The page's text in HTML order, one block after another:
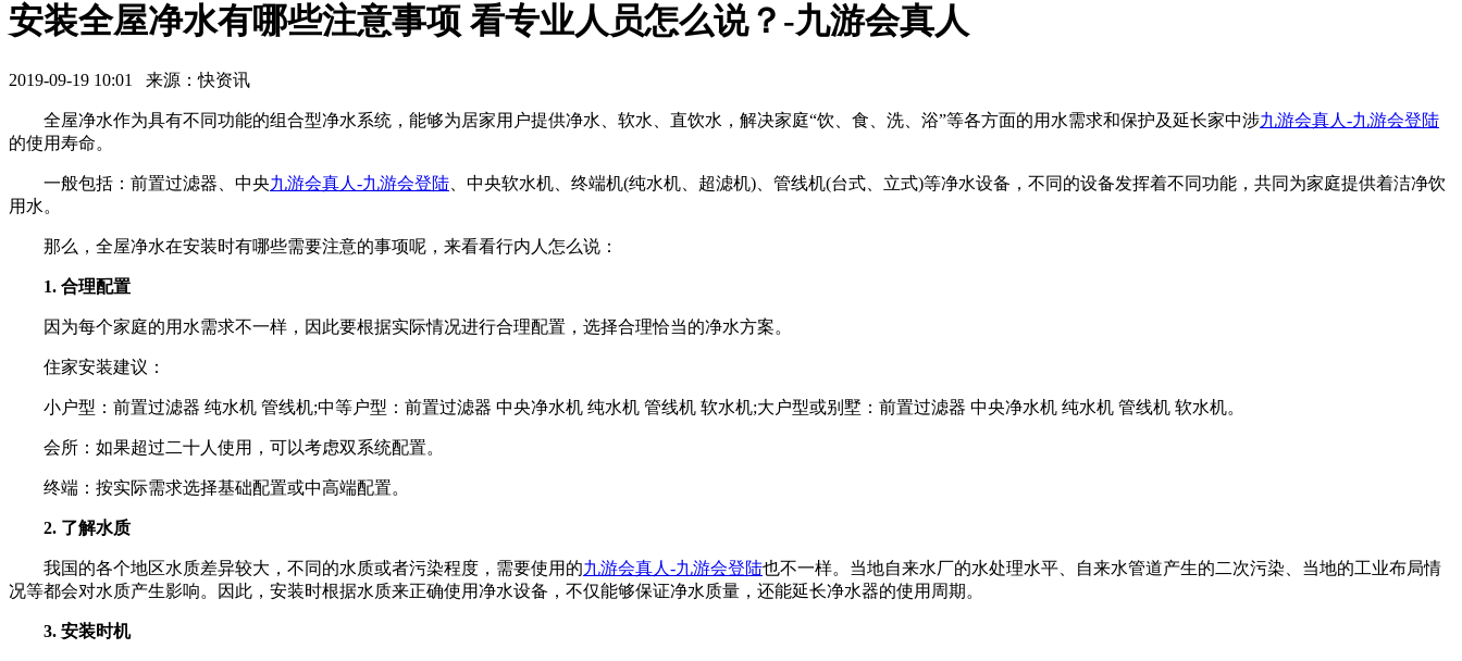
安装全屋净水有哪些注意事项 看专业人员怎么说？-九游会真人
2019-09-19 10:01 来源：快资讯
全屋净水作为具有不同功能的组合型净水系统，能够为居家用户提供净水、软水、直饮水，解决家庭“饮、食、洗、浴”等各方面的用水需求和保护及延长家中涉九游会真人-九游会登陆
的使用寿命。
一般包括：前置过滤器、中央九游会真人-九游会登陆 、中央软水机、终端机(纯水机、超滤机)、管线机(台式、立式)等净水设备，不同的设备发挥着不同功能，共同为家庭提供着洁净饮
用水。
那么，全屋净水在安装时有哪些需要注意的事项呢，来看看行内人怎么说：
1. 合理配置
因为每个家庭的用水需求不一样，因此要根据实际情况进行合理配置，选择合理恰当的净水方案。
住家安装建议：
小户型：前置过滤器 纯水机 管线机;中等户型：前置过滤器 中央净水机 纯水机 管线机 软水机;大户型或别墅：前置过滤器 中央净水机 纯水机 管线机 软水机。
会所：如果超过二十人使用，可以考虑双系统配置。
终端：按实际需求选择基础配置或中高端配置。
2. 了解水质
我国的各个地区水质差异较大，不同的水质或者污染程度，需要使用的九游会真人-九游会登陆也不一样。当地自来水厂的水处理水平、自来水管道产生的二次污染、当地的工业布局情
况等都会对水质产生影响。因此，安装时根据水质来正确使用净水设备，不仅能够保证净水质量，还能延长净水器的使用周期。
3. 安装时机